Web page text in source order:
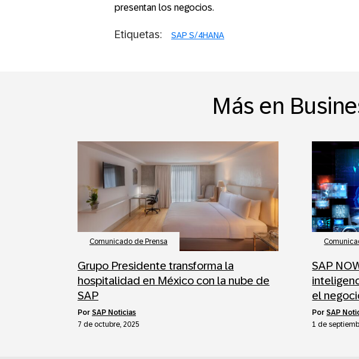
presentan los negocios.
Etiquetas: SAP S/4HANA
Más en
Comunicado de Prensa
Grupo Presidente transforma la
hospitalidad en México con la nube de
SAP
por SAP Noticias
7 de octubre, 2025
SAP
el
porSAP
1 de